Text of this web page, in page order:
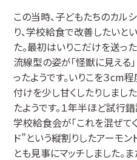
この当時、子どもたちのカル
り、学校給食で改善したいと
た。最初はいりこだけを送っ
流線型の姿が「怪獣に見える
ったようです。いりこを３cm
付けを少し甘くしたりしまし
たようです。１年半ほど試行
学校給食会が「これを混ぜて
ド”という縦割りしたアーモン
とも見事にマッチしました。